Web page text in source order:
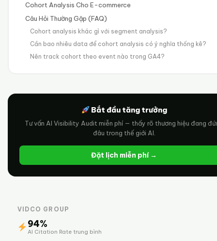
Cohort Analysis Cho E-commerce
Câu Hỏi Thường Gặp (FAQ)
Cohort analysis khác gì với segment analysis?
Cần bao nhiêu data để cohort analysis có ý nghĩa thống kê?
Nên track cohort theo event nào trong GA4?
Bắt đầu tăng trưởng
Tư vấn AI Visibility Audit miễn phí — thấy rõ thương hiệu đang
đâu trong thế giới AI.
Đặt lịch miễn phí →
VIDCO GROUP
94%
AI Citation Rate trung bình